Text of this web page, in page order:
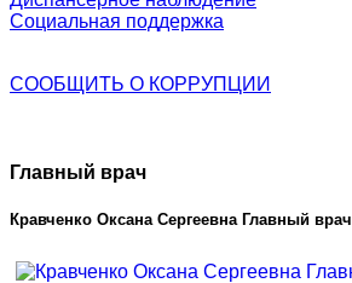
Социальная поддержка
СООБЩИТЬ О КОРРУПЦИИ
Главный врач
Кравченко Оксана Сергеевна Главный врач